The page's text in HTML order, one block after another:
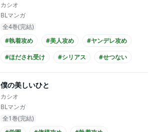
カシオ
BLマンガ
全4巻(完結)
#執着攻め
#美人攻め
#ヤンデレ攻め
#ほだされ受け
#シリアス
#せつない
#高校生攻め
僕の美しいひと
カシオ
BLマンガ
全1巻(完結)